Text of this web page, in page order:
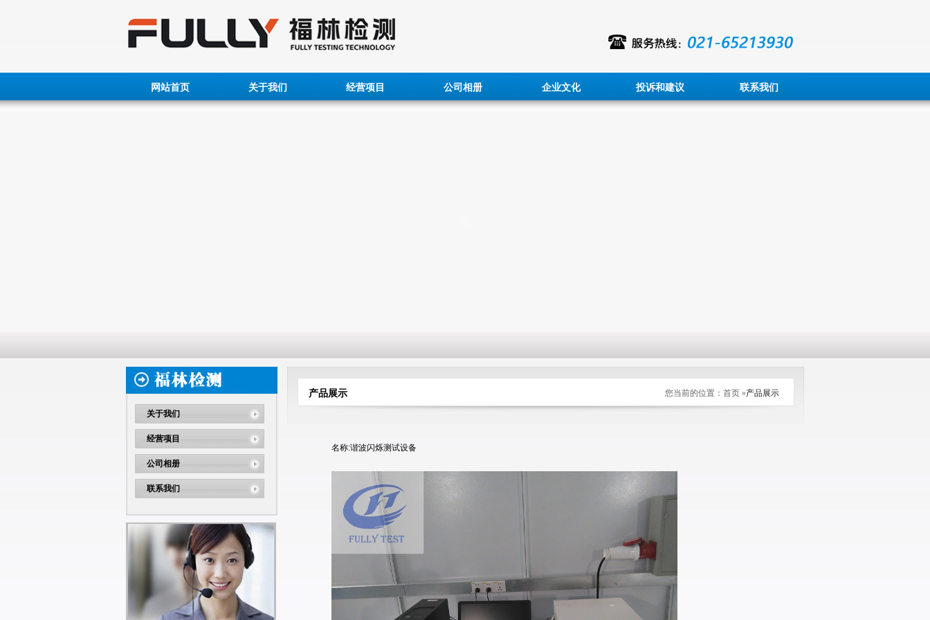
网站首页 关于我们 经营项目 公司相册 企业文化 投诉和建议 联系我们
关于我们
经营项目
公司相册
联系我们
产品展示 您当前的位置：首页 »产品展示
名称:谐波闪烁测试设备